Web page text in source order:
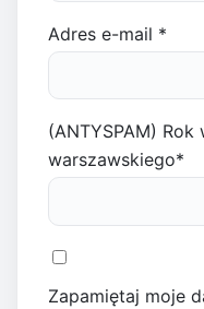
Adres e-mail *
(ANTYSPAM)
warszawskiego*
Zapamiętaj moje